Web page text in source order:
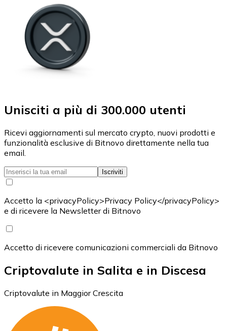
Unisciti a più di 300.000 utenti
Ricevi aggiornamenti sul mercato crypto, nuovi prodotti e
funzionalità esclusive di Bitnovo direttamente nella tua
email.
Iscriviti
Accetto la <privacyPolicy>Privacy Policy</privacyPolicy>
e di ricevere la Newsletter di Bitnovo
Accetto di ricevere comunicazioni commerciali da Bitnovo
Criptovalute in Salita e in Discesa
Criptovalute in Maggior Crescita